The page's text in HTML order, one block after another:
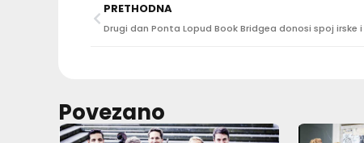
PRETHODNA
Povezano